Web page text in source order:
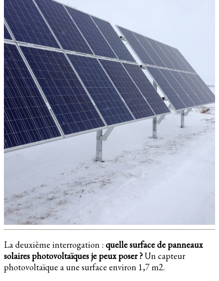
La deuxième interrogation : quelle surface de panneaux
solaires photovoltaïques je peux poser ?Un capteur
photovoltaïque a une surface environ 1,7 m2.